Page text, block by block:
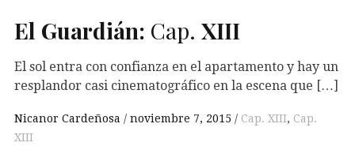
El Guardián: Cap. XIII
El sol entra con confianza en el apartamento y hay un
resplandor casi cinematográfico en la escena que […]
Nicanor Cardeñosa noviembre 7, 2015 Cap. XIII, Cap.
XIII